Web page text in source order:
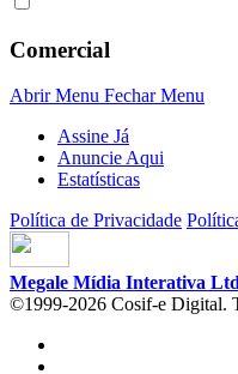
Comercial
Abrir Menu Fechar Menu
Assine Já
Anuncie Aqui
Estatísticas
Política de Privacidade
Megale Mídia Interativa
©1999-2026 Cosif-e Digital.